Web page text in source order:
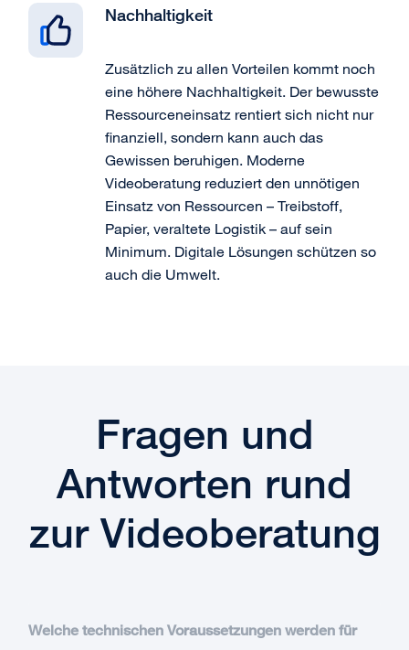
Nachhaltigkeit
Zusätzlich zu allen Vorteilen kommt noch
eine höhere Nachhaltigkeit. Der bewusste
Ressourceneinsatz rentiert sich nicht nur
finanziell, sondern kann auch das
Gewissen beruhigen. Moderne
Videoberatung reduziert den unnötigen
Einsatz von Ressourcen – Treibstoff,
Papier, veraltete Logistik – auf sein
Minimum. Digitale Lösungen schützen so
auch die Umwelt.
Fragen und
Antworten rund
zur Videoberatung
Welche technischen Voraussetzungen werden für